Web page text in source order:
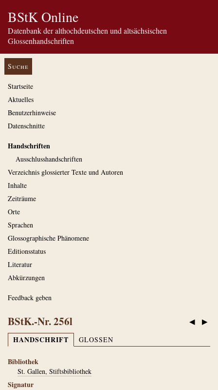
BStK Online
Datenbank der althochdeutschen und altsächsischen
Glossenhandschriften
Suche
Startseite
Aktuelles
Benutzerhinweise
Datenschnitte
Handschriften
Ausschluss­handschriften
Verzeichnis glossierter Texte und Autoren
Inhalte
Zeiträume
Orte
Sprachen
Glossographische Phänomene
Editionsstatus
Literatur
Abkürzungen
Feedback geben
◀ ▶
BStK.-Nr. 256l
HANDSCHRIFT GLOSSEN
Bibliothek
St. Gallen, Stiftsbibliothek
Signatur